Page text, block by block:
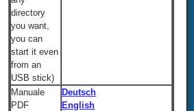
directory
you want,
you can
start it even
from an
USB stick)
Manuale
PDF
Deutsch
English